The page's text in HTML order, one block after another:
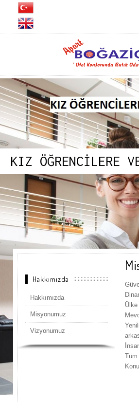
KIZ ÖĞRENCİLERE
Hakkımızda
Hakkımızda
Misyonumuz
Vizyonumuz
Tüm